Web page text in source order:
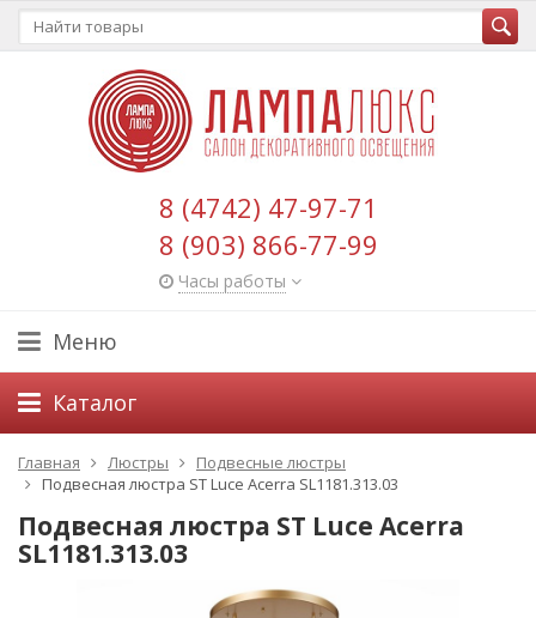
8 (4742) 47-97-71
8 (903) 866-77-99
Часы работы
Меню
Каталог
Главная Люстры
Подвесные люстры
Подвесная люстра ST Luce Acerra SL1181.313.03
Подвесная люстра ST Luce Acerra
SL1181.313.03